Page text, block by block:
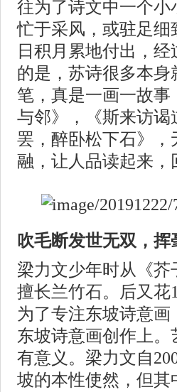
往为了诗文中一个
忙于采风，或驻足
日积月累地付出，
的是，苏诗很多本
笔，真是一画一故
与邻》，《斯来访
罢，醉卧松下石》，
融，让人品读起来
吹毛断发世无双，挥
梁力文少年时从《
擅长兰竹石。后又花
为了专注东坡诗意
东坡诗意画创作上
有意义。梁力文自
坡的本性使然，但